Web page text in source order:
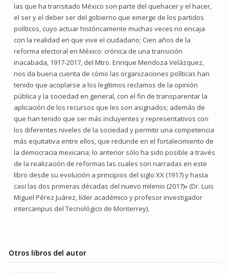
las que ha transitado México son parte del quehacer y el hacer,
el ser y el deber ser del gobierno que emerge de los partidos
políticos, cuyo actuar históricamente muchas veces no encaja
con la realidad en que vive el ciudadano; Cien años de la
reforma electoral en México: crónica de una transición
inacabada, 1917-2017, del Mtro. Enrique Mendoza Velázquez,
nos da buena cuenta de cómo las organizaciones políticas han
tenido que acoplarse a los legítimos reclamos de la opinión
pública y la sociedad en general, con el fin de transparentar la
aplicación de los recursos que les son asignados; además de
que han tenido que ser más incluyentes y representativos con
los diferentes niveles de la sociedad y permitir una competencia
más equitativa entre ellos, que redunde en el fortalecimiento de
la democracia mexicana; lo anterior sólo ha sido posible a través
de la realización de reformas las cuales son narradas en este
libro desde su evolución a principios del siglo XX (1917) y hasta
casi las dos primeras décadas del nuevo milenio (2017)» (Dr. Luis
Miguel Pérez Juárez, líder académico y profesor investigador
intercampus del Tecnológico de Monterrey).
Otros libros del autor